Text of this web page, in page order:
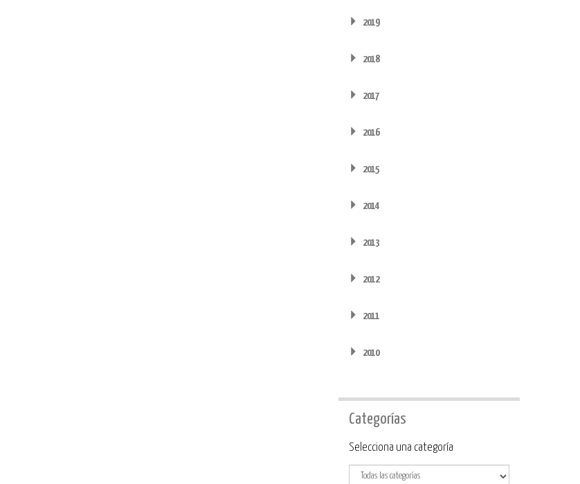
2019
2018
2017
2016
2015
2014
2013
2012
2011
2010
Categorías
Categoría
Selecciona una categoría